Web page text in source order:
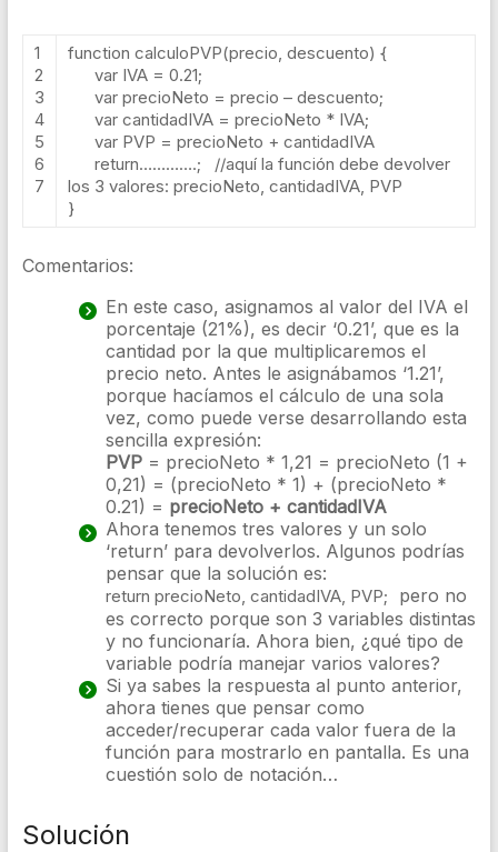
1
2
3
4
5
6
7
function calculoPVP(precio descuento) {
var IVA = 0.21;
var precioNeto = precio – descuento;
var cantidadIVA = precioNeto * IVA;
var PVP = precioNeto + cantidadIVA
return………….;
//aquí la función debe devolver
los 3 valores: precioNeto, cantidadIVA, PVP
}
Comentarios:
En este caso, asignamos al valor del IVA el
porcentaje (21%), es decir ‘0.21’, que es la
cantidad por la que multiplicaremos el
precio neto. Antes le asignábamos ‘1.21’,
porque hacíamos el cálculo de una sola
vez, como puede verse desarrollando esta
sencilla expresión:
PVP= precioNeto * 1,21 = precioNeto (1 +
0,21) = (precioNeto * 1) + (precioNeto *
0.21) = precioNeto + cantidadIVA
Ahora tenemos tres valores y un solo
‘return’ para devolverlos. Algunos podrías
pensar que la solución es:
return precioNeto, cantidadIVA, PVP; pero no
es correcto porque son 3 variables distintas
y no funcionaría. Ahora bien, ¿qué tipo de
variable podría manejar varios valores?
Si ya sabes la respuesta al punto anterior,
ahora tienes que pensar como
acceder/recuperar cada valor fuera de la
función para mostrarlo en pantalla. Es una
cuestión solo de notación…
Solución